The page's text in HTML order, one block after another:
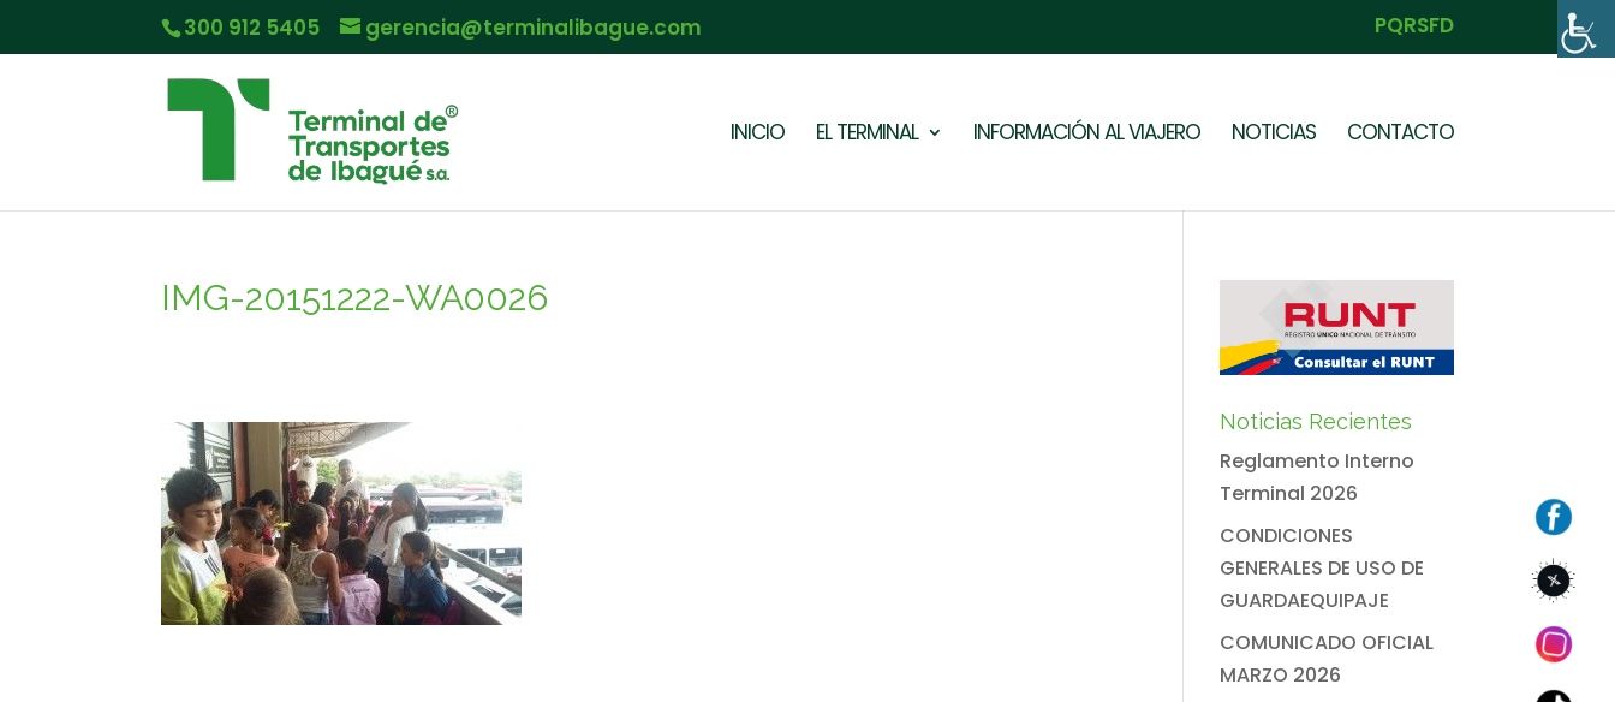
300 912 5405 gerencia@terminalibague.com PQRSFD
INICIO EL TERMINAL INFORMACIÓN AL VIAJERO NOTICIAS CONTACTO
IMG-20151222-WA0026
Noticias Recientes
Reglamento Interno
Terminal 2026
CONDICIONES
GENERALES DE USO DE
GUARDAEQUIPAJE
COMUNICADO OFICIAL
MARZO 2026